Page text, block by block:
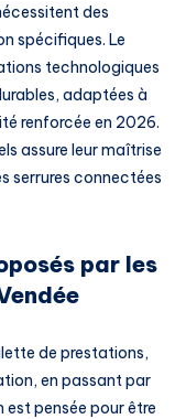
des
spécifiques. Le
technologiques
adaptées à
renforcée en 2026.
assure leur maîtrise
serrures connectées
par les
de prestations,
en passant par
est pensée pour être